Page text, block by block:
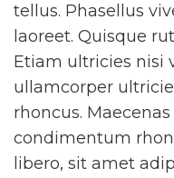
tellus. Phasellus
laoreet. Quisque
Etiam ultricies nisi
ullamcorper
rhoncus.
condimentum
libero, sit amet